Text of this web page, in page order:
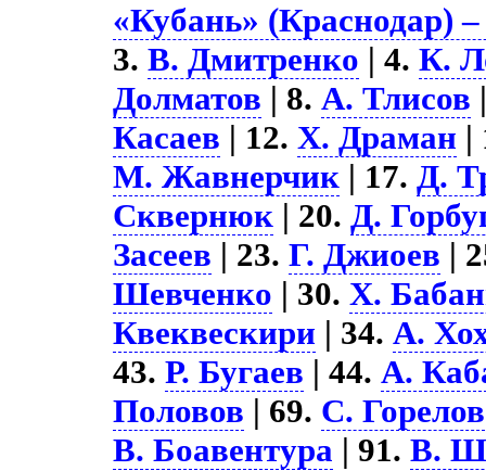
«Кубань» (Краснодар) –
3.В. Дмитренко | 4.К.
Долматов | 8.А. Тлисов
Касаев | 12.Х. Драман |
М. Жавнерчик | 17.Д.
Сквернюк | 20.Д.
Засеев | 23.Г. Джиоев |
Шевченко | 30.Х.
Квеквескири | 34.А.
43.Р. Бугаев | 44.А.
Половов | 69. С. Горелов
В. Боавентура | 91.В.